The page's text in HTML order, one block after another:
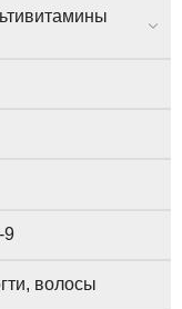
9
волосы